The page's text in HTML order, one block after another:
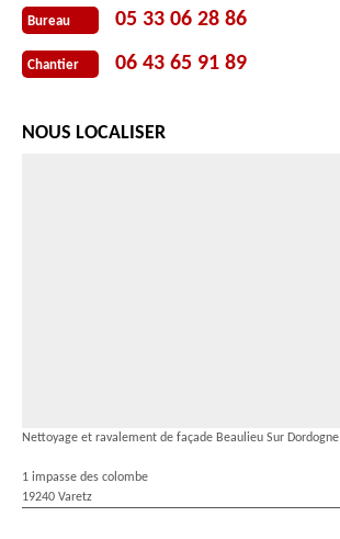
Bureau 05 33 06 28 86
Chantier 06 43 65 91 89
NOUS LOCALISER
Nettoyage et ravalement de façade Beaulieu Sur Dordogne
1 impasse des colombe
19240 Varetz